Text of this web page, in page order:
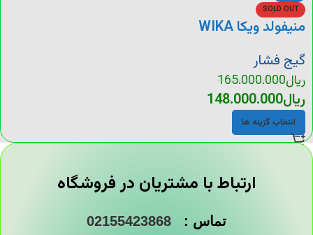
SOLD OUT
منیفولد ویکا WIKA
گیج فشار
ریال165.000.000
ریال148.000.000
انتخاب گزینه ها
ارتباط با مشتریان در فروشگاه
تماس : 02155423868